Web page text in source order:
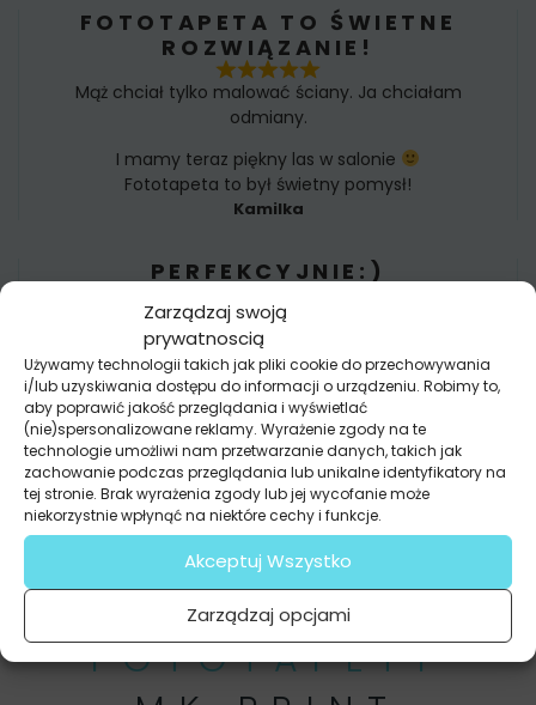
Zarządzaj swoją
prywatnoscią
Używamy technologii takich jak pliki cookie do przechowywania
i/lub uzyskiwania dostępu do informacji o urządzeniu. Robimy to,
aby poprawić jakość przeglądania i wyświetlać
(nie)spersonalizowane reklamy. Wyrażenie zgody na te
technologie umożliwi nam przetwarzanie danych, takich jak
zachowanie podczas przeglądania lub unikalne identyfikatory na
tej stronie. Brak wyrażenia zgody lub jej wycofanie może
niekorzystnie wpłynąć na niektóre cechy i funkcje.
Akceptuj Wszystko
Zarządzaj opcjami
FOTOTAPETA TO ŚWIETNE
ROZWIĄZANIE!
Mąż chciał tylko malować ściany. Ja chciałam
odmiany.
I mamy teraz piękny las w salonie
Fototapeta to był świetny pomysł!
Kamilka
PERFEKCYJNIE:)
Dziękujemy za fachowe doradztwo i
sympatyczną obsługę. Efekt bardzo nas cieszy,
a synek jest zachwycony zwierzątkami w swoim
pokoju!
Anna B.
FOTOTAPETY